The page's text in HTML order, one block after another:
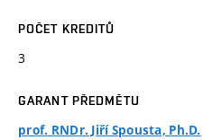
POČET KREDITŮ
3
GARANT PŘEDMĚTU
prof. RNDr. Jiří Spousta, Ph.D.